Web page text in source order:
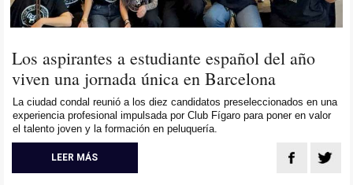
Los aspirantes a estudiante español del año
viven una jornada única en Barcelona
La ciudad condal reunió a los diez candidatos preseleccionados en una
experiencia profesional impulsada por Club Fígaro para poner en valor
el talento joven y la formación en peluquería.
LEER MÁS